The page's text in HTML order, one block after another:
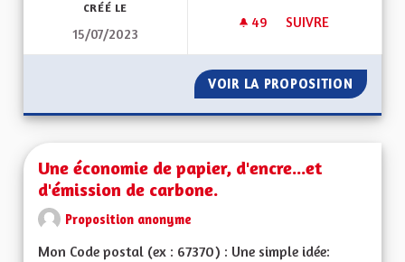
CRÉÉ LE
15/07/2023
49 49 ABONNÉS
SUIVRE
VOIR LA PROPOSITION UNE
Une économie de papier, d'encre...et
d'émission de carbone.
Proposition anonyme
Mon Code postal (ex : 67370) : Une simple idée: